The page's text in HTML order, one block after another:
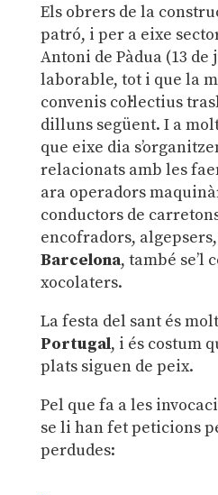
Els obrers de la
patró, i per a eixe
Antoni de Pàdua (13 de
laborable, tot i que la
convenis col·lectius
dilluns següent. I a
que eixe dia
relacionats amb les
ara operadors
conductors de
encofradors,
Barcelona, també se’l
xocolaters.
La festa del sant és
Portugal, i és costum
plats siguen de peix.
Pel que fa a les
se li han fet peticions
perdudes: